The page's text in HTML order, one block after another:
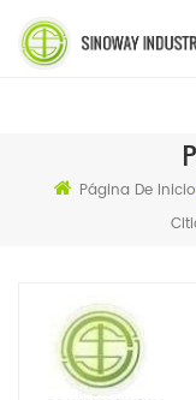
Página De Inicio